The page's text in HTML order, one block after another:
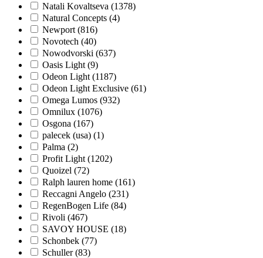
Natali Kovaltseva (1378)
Natural Concepts (4)
Newport (816)
Novotech (40)
Nowodvorski (637)
Oasis Light (9)
Odeon Light (1187)
Odeon Light Exclusive (61)
Omega Lumos (932)
Omnilux (1076)
Osgona (167)
palecek (usa) (1)
Palma (2)
Profit Light (1202)
Quoizel (72)
Ralph lauren home (161)
Reccagni Angelo (231)
RegenBogen Life (84)
Rivoli (467)
SAVOY HOUSE (18)
Schonbek (77)
Schuller (83)